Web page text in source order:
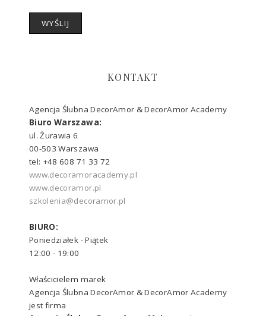
KONTAKT
Agencja Ślubna DecorAmor & DecorAmor Academy
Biuro Warszawa:
ul. Żurawia 6
00-503 Warszawa
tel: +48 608 71 33 72
www.decoramoracademy.pl
www.decoramor.pl
szkolenia@decoramor.pl
BIURO:
Poniedziałek - Piątek
12:00 - 19:00
Właścicielem marek
Agencja Ślubna DecorAmor & DecorAmor Academy
jest firma